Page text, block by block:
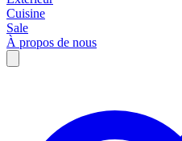
Cuisine
Sale
À propos de nous